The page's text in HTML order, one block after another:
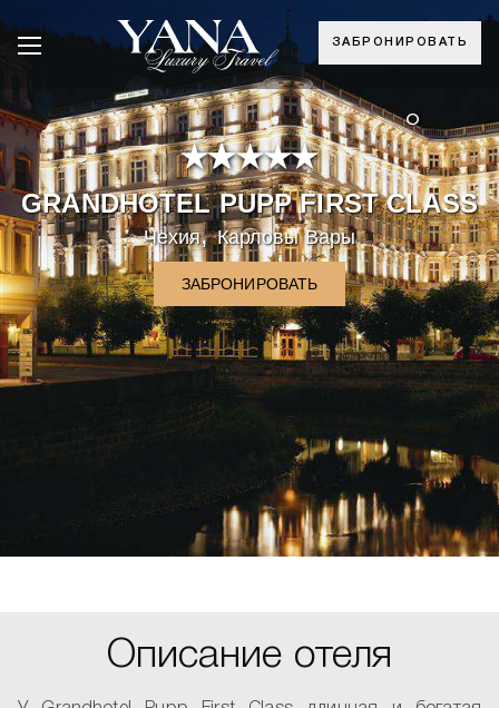
ЗАБРОНИРОВАТЬ
°
GRANDHOTEL PUPP FIRST CLASS
Чехия,Карловы Вары
ЗАБРОНИРОВАТЬ
Описание отеля